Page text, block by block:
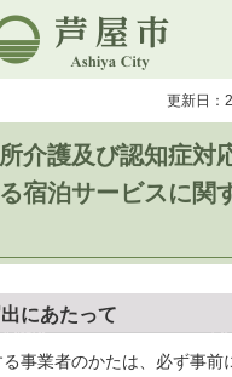
屋市
更新日：
介護及び認知症対
宿泊サービスに関
にあたって
事業者のかたは、必ず事前